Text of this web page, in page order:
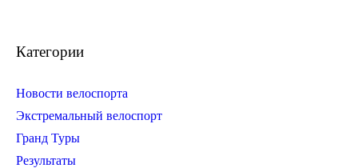
Категории
Новости велоспорта
Экстремальный велоспорт
Гранд Туры
Результаты